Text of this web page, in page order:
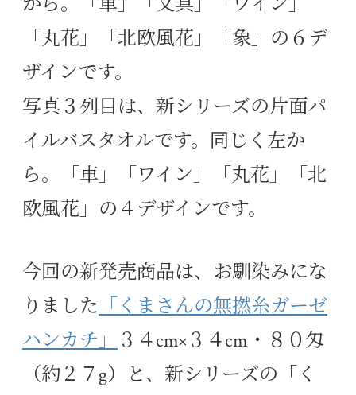
「丸花」「北欧風花」「象」の６デ
ザインです。
写真３列目は、新シリーズの片面パ
イルバスタオルです。同じく左か
ら。「車」「ワイン」「丸花」「北
欧風花」の４デザインです。
今回の新発売商品は、お馴染みにな
りました 「くまさんの無撚糸ガーゼ
ハンカチ」
３４cm×３４cm・８０匁
（約２７g）と、新シリーズの「く